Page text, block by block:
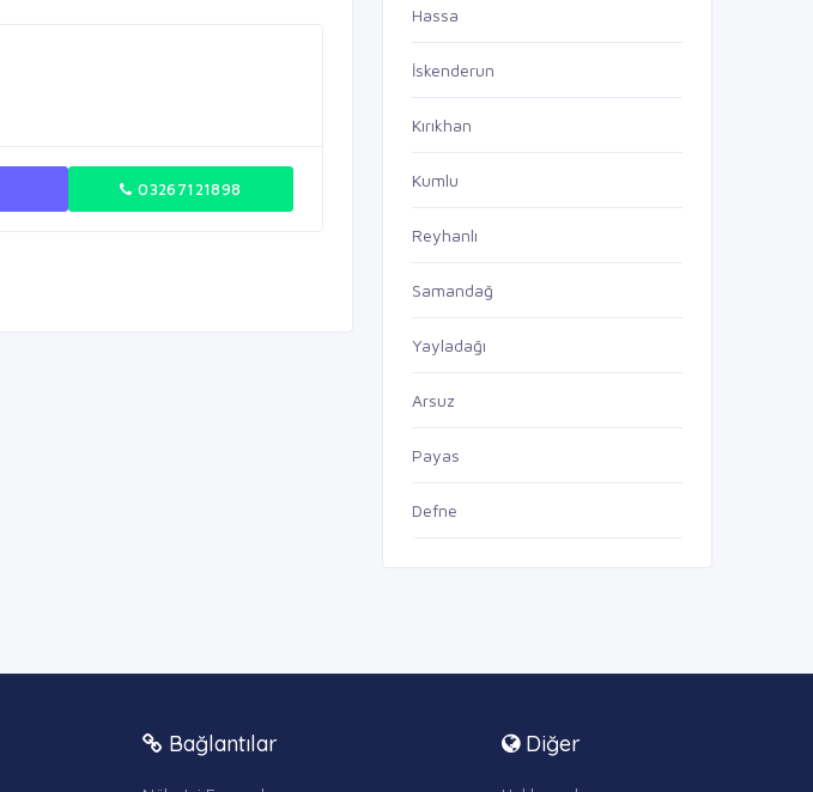
03267121898
Hassa
İskenderun
Kırıkhan
Kumlu
Reyhanlı
Samandağ
Yayladağı
Arsuz
Payas
Defne
Bağlantılar Diğer